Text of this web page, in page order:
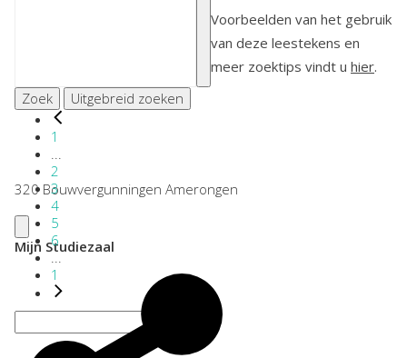
Voorbeelden van het gebruik
van deze leestekens en
meer zoektips vindt u hier.
Zoek
Uitgebreid zoeken
1
2
3
4
5
6
...
1
320 Bouwvergunningen Amerongen
Mijn Studiezaal